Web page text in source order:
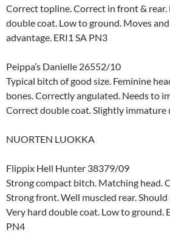
Correct topline. Correct in front &
double coat. Low to ground. Moves
advantage. ERI1 SA PN3
Peippa’s Danielle 26552/10
Typical bitch of good size. Feminine
bones. Correctly angulated. Needs to
Correct double coat. Slightly immature
NUORTEN LUOKKA
Flippix Hell Hunter 38379/09
Strong compact bitch. Matching head.
Strong front. Well muscled rear.
Very hard double coat. Low to ground.
PN4